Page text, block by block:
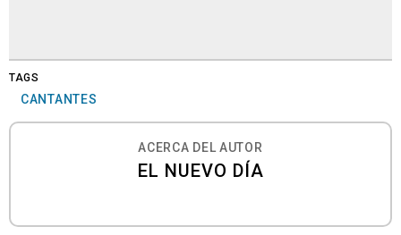
TAGS
CANTANTES
ACERCA DEL AUTOR
EL NUEVO DÍA